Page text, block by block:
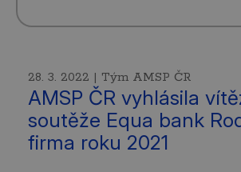
28. 3. 2022 | Tým AMSP ČR
AMSP ČR vyhlásila
soutěže Equa bank
firma roku 2021